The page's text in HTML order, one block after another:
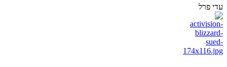
עדי פרל